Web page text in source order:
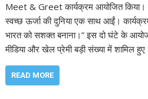
Meet & Greet कार्यक्रम आयोजित
स्वच्छ ऊर्जा की दुनिया एक साथ आईं।
भारत को सशक्त बनाना।” इस दो घंटे के
मीडिया और खेल प्रेमी बड़ी संख्या में शामिल
READ MORE